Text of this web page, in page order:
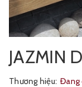
JAZMIN
Thương hiệu: Đang